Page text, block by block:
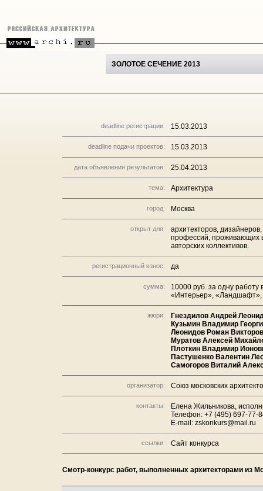
ЗОЛОТОЕ СЕЧЕНИЕ 2013
deadline регистрации: 15.03.2013
deadline подачи проектов: 15.03.2013
дата объявления результатов: 25.04.2013
тема: Архитектура
город: Москва
открыт для:
архитекторов,
профессий, проживающих
авторских коллективов.
регистрационный взнос: да
сумма:
10000 руб. за одну
«Интерьер», «Ландшафт»,
жюри:
Гнездилов Андрей
Кузьмин Владимир
Леонидов Роман
Муратов Алексей
Плоткин Владимир
Пастушенко Валентин
Самогоров Виталий
организатор: Союз московских
контакты:
Елена Жильникова,
Телефон: +7 (495) 697-77-
E-mail: zskonkurs@mail.ru
ссылки: Сайт конкурса
Смотр-конкурс работ, выполненных архитекторами из